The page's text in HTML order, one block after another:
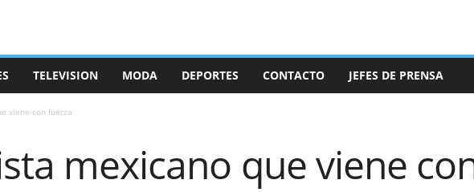
TELEVISION MODA DEPORTES CONTACTO JEFES DE PRENSA
viene con fuerza
mexicano que viene